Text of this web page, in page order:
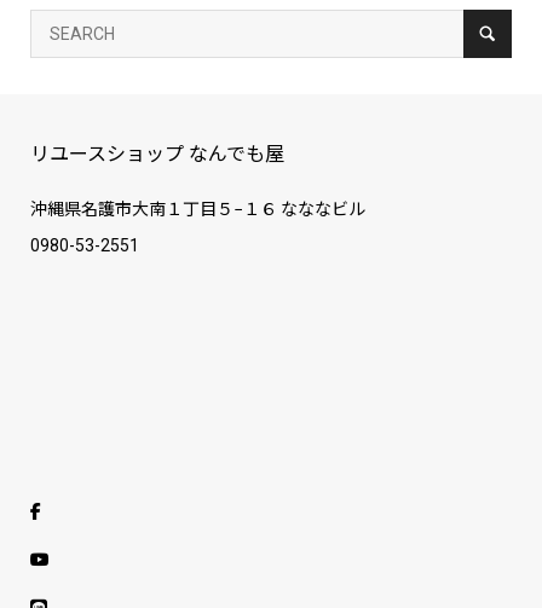
リユースショップ なんでも屋
沖縄県名護市大南１丁目５−１６ なななビル
0980-53-2551